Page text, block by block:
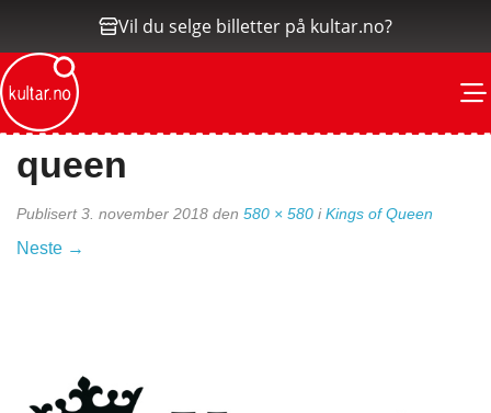
Vil du selge billetter på kultar.no?
queen
Publisert3. november 2018 den 580 × 580 iKings of Queen
Neste →